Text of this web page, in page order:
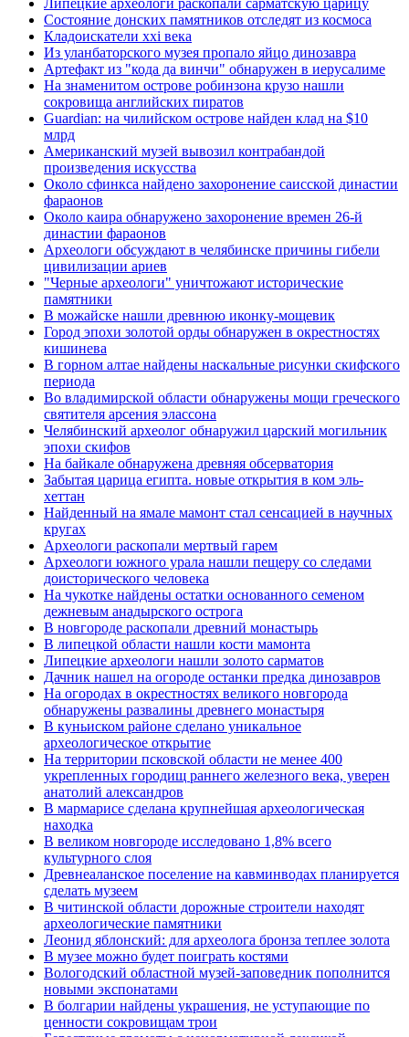
Липецкие археологи раскопали сарматскую царицу
Состояние донских памятников отследят из космоса
Кладоискатели xxi века
Из уланбаторского музея пропало яйцо динозавра
Артефакт из "кода да винчи" обнаружен в иерусалиме
На знаменитом острове робинзона крузо нашли
сокровища английских пиратов
Guardian: на чилийском острове найден клад на $10
млрд
Американский музей вывозил контрабандой
произведения искусства
Около сфинкса найдено захоронение саисской династии
фараонов
Около каира обнаружено захоронение времен 26-й
династии фараонов
Археологи обсуждают в челябинске причины гибели
цивилизации ариев
"Черные археологи" уничтожают исторические
памятники
В можайске нашли древнюю иконку-мощевик
Город эпохи золотой орды обнаружен в окрестностях
кишинева
В горном алтае найдены наскальные рисунки скифского
периода
Во владимирской области обнаружены мощи греческого
святителя арсения элассона
Челябинский археолог обнаружил царский могильник
эпохи скифов
На байкале обнаружена древняя обсерватория
Забытая царица египта. новые открытия в ком эль-
хеттан
Найденный на ямале мамонт стал сенсацией в научных
кругах
Археологи раскопали мертвый гарем
Археологи южного урала нашли пещеру со следами
доисторического человека
На чукотке найдены остатки основанного семеном
дежневым анадырского острога
В новгороде раскопали древний монастырь
В липецкой области нашли кости мамонта
Липецкие археологи нашли золото сарматов
Дачник нашел на огороде останки предка динозавров
На огородах в окрестностях великого новгорода
обнаружены развалины древнего монастыря
В куньиском районе сделано уникальное
археологическое открытие
На территории псковской области не менее 400
укрепленных городищ раннего железного века, уверен
анатолий александров
В мармарисе сделана крупнейшая археологическая
находка
В великом новгороде исследовано 1,8% всего
культурного слоя
Древнеаланское поселение на кавминводах планируется
сделать музеем
В читинской области дорожные строители находят
археологические памятники
Леонид яблонский: для археолога бронза теплее золота
В музее можно будет поиграть костями
Вологодский областной музей-заповедник пополнится
новыми экспонатами
В болгарии найдены украшения, не уступающие по
ценности сокровищам трои